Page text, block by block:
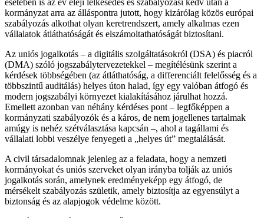
kormányzat arra az álláspontra jutott, hogy kizárólag közös európai
szabályozás alkothat olyan keretrendszert, amely alkalmas ezen
vállalatok átláthatóságát és elszámoltathatóságát biztosítani.
Az uniós jogalkotás – a digitális szolgáltatásokról (DSA) és piacról
(DMA) szóló jogszabálytervezetekkel – megítélésünk szerint a
kérdések többségében (az átláthatóság, a differenciált felelősség és a
többszintű auditálás) helyes úton halad, így egy valóban átfogó és
modern jogszabályi környezet kialakításához járulhat hozzá.
Emellett azonban van néhány kérdéses pont – legfőképpen a
kormányzati szabályozók és a káros, de nem jogellenes tartalmak
amúgy is nehéz szétválasztása kapcsán –, ahol a tagállami és
vállalati lobbi veszélye fenyegeti a „helyes út” megtalálását.
A civil társadalomnak jelenleg az a feladata, hogy a nemzeti
kormányokat és uniós szerveket olyan irányba tolják az uniós
jogalkotás során, amelynek eredményeképp egy átfogó, de
mérsékelt szabályozás születik, amely biztosítja az egyensúlyt a
biztonság és az alapjogok védelme között.